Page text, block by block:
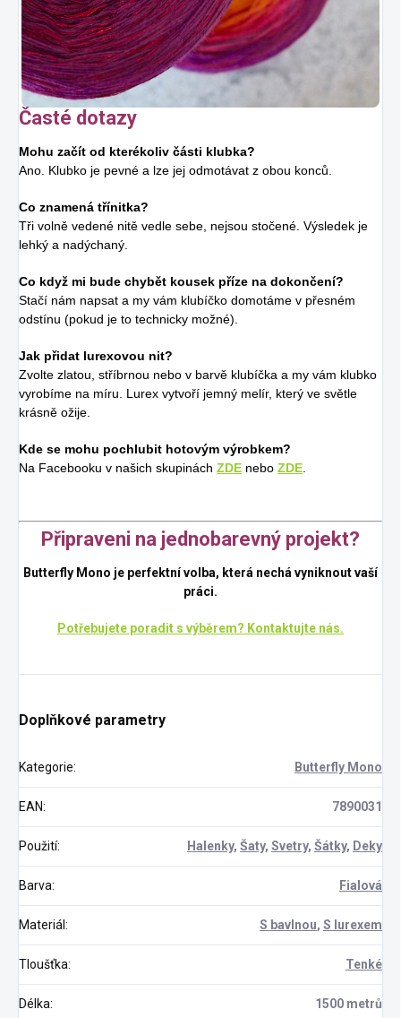
Časté dotazy
Mohu začít od kterékoliv části klubka?
Ano. Klubko je pevné a lze jej odmotávat z obou konců.
Co znamená třínitka?
Tři volně vedené nitě vedle sebe, nejsou stočené. Výsledek je
lehký a nadýchaný.
Co když mi bude chybět kousek příze na dokončení?
Stačí nám napsat a my vám klubíčko domotáme v přesném
odstínu (pokud je to technicky možné).
Jak přidat lurexovou nit?
Zvolte zlatou, stříbrnou nebo v barvě klubíčka a my vám klubko
vyrobíme na míru. Lurex vytvoří jemný melír, který ve světle
krásně ožije.
Kde se mohu pochlubit hotovým výrobkem?
Na Facebooku v našich skupinách ZDE nebo ZDE
Připraveni na jednobarevný projekt?
Butterfly Mono je perfektní volba, která nechá vyniknout vaší
práci.
Potřebujete poradit s výběrem? Kontaktujte nás.
Doplňkové parametry
Kategorie: Butterfly Mono
EAN: 7890031
Použití: Halenky, Šaty, Svetry, Šátky, Deky
Barva: Fialová
Materiál: S bavlnou, S lurexem
Tloušťka: Tenké
Délka: 1500 metrů